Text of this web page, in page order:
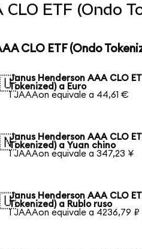
ETF (Ondo
CLO ETF (Ondo
Janus Henderson AAA CLO
Tokenized) a Euro
1 JAAAon equivale a 44,61 €
Janus Henderson AAA CLO
Tokenized) a Yuan chino
1 JAAAon equivale a 347,23 ¥
Janus Henderson AAA CLO
Tokenized) a Rublo ruso
1 JAAAon equivale a 4236,79 ₽